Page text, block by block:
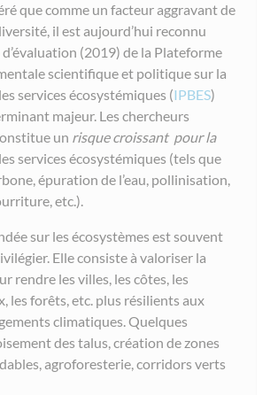
que comme un facteur aggravant de
il est aujourd’hui reconnu
(2019) de la Plateforme
scientifique et politique sur la
services écosystémiques (IPBES)
majeur. Les chercheurs
un risque croissant pour la
services écosystémiques (tels que
épuration de l’eau, pollinisation,
etc.).
sur les écosystèmes est souvent
Elle consiste à valoriser la
rendre les villes, les côtes, les
les forêts, etc. plus résilients aux
climatiques. Quelques
des talus, création de zones
agroforesterie, corridors verts